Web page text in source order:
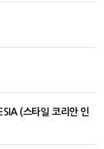
(스타일 코리안 인